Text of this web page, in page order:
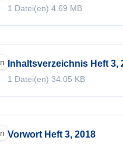
Starkregen und Sturzfluten
Fernerkundung &
Weltdatenzentrum Abfluss
1 Datei(en) 4.69 MB
Inhaltsverzeichnis Heft 3,
1 Datei(en) 34.05 KB
Vorwort Heft 3, 2018